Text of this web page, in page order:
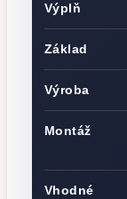
Výplň
Základ
Výroba
Montáž
Vhodné